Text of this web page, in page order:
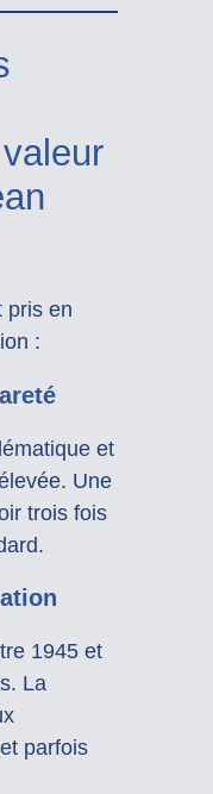
pris en
:
et
Une
trois fois
1945 et
La
parfois